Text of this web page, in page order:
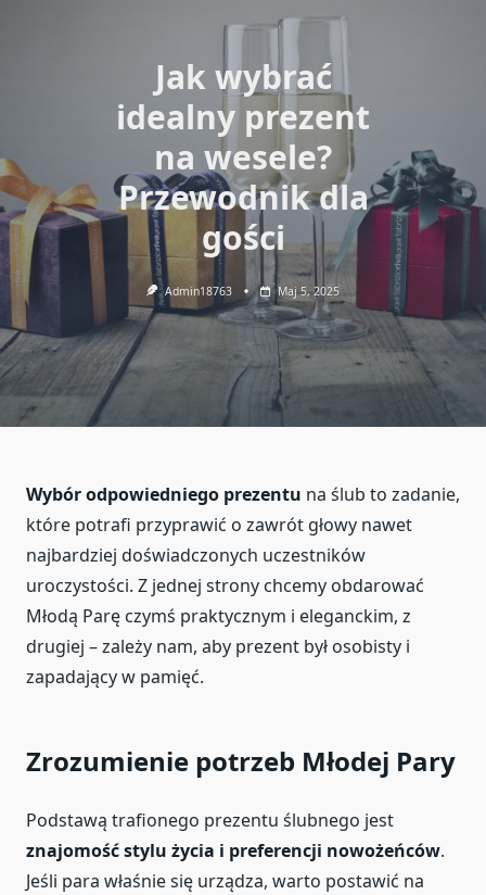
Jak wybrać
idealny prezent
na wesele?
Przewodnik dla
gości
Admin18763 Maj 5, 2025
Wybór odpowiedniego prezentu na ślub to zadanie,
które potrafi przyprawić o zawrót głowy nawet
najbardziej doświadczonych uczestników
uroczystości. Z jednej strony chcemy obdarować
Młodą Parę czymś praktycznym i eleganckim, z
drugiej – zależy nam, aby prezent był osobisty i
zapadający w pamięć.
Zrozumienie potrzeb Młodej Pary
Podstawą trafionego prezentu ślubnego jest
znajomość stylu życia i preferencji nowożeńców.
Jeśli para właśnie się urządza, warto postawić na